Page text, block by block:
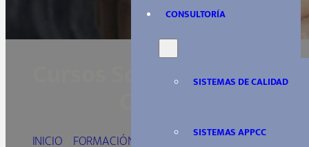
CONSULTORÍA
SISTEMAS DE CALIDAD
SISTEMAS APPCC
Cursos Sociosanitarios
INICIO FORMACIÓN SOCIOSANITARIA/CURSOS